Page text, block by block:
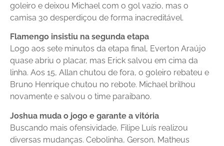
goleiro e deixou Michael com o gol vazio, mas o
camisa 30 desperdiçou de forma inacreditável.
Flamengo insistiu na segunda etapa
Logo aos sete minutos da etapa final, Everton Araújo
quase abriu o placar, mas Erick salvou em cima da
linha. Aos 15, Allan chutou de fora, o goleiro rebateu e
Bruno Henrique chutou no rebote. Michael brilhou
novamente e salvou o time paraibano.
Joshua muda o jogo e garante a vitória
Buscando mais ofensividade, Filipe Luís realizou
diversas mudanças. Cebolinha, Gerson, Matheus